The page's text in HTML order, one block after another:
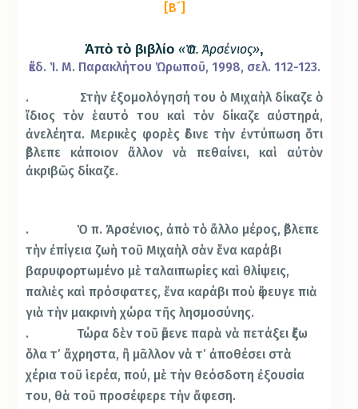
[Β´]
Ἀπὸ τὸ βιβλίο«Ὁ π. Ἀρσένιος»,
ἔκδ. Ἱ. Μ. Παρακλήτου Ὠρωποῦ, 1998, σελ. 112-123.
. Στὴν ἐξομολόγησή του ὁ Μιχαὴλ δίκαζε ὁ
ἴδιος τὸν ἑαυτό του καὶ τὸν δίκαζε αὐστηρά,
ἀνελέητα. Μερικὲς φορὲς ἔδινε τὴν ἐντύπωση ὅτι
ἔβλεπε κάποιον ἄλλον νὰ πεθαίνει, καὶ αὐτὸν
ἀκριβῶς δίκαζε.
. Ὁ π. Ἀρσένιος, ἀπὸ τὸ ἄλλο μέρος, ἔβλεπε
τὴν ἐπίγεια ζωὴ τοῦ Μιχαὴλ σὰν ἕνα καράβι
βαρυφορτωμένο μὲ ταλαιπωρίες καὶ θλίψεις,
παλιὲς καὶ πρόσφατες, ἕνα καράβι ποὺ ἔφευγε πιὰ
γιὰ τὴν μακρινὴ χώρα τῆς λησμοσύνης.
. Τώρα δὲν τοῦ ἔμενε παρὰ νὰ πετάξει ἔξω
ὅλα τ’ ἄχρηστα, ἢ μᾶλλον νὰ τ’ ἀποθέσει στὰ
χέρια τοῦ ἱερέα, πού, μὲ τὴν θεόσδοτη ἐξουσία
του, θὰ τοῦ προσέφερε τὴν ἄφεση.